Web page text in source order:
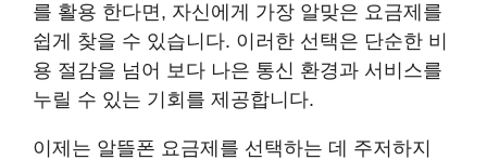
를 활용 한다면, 자신에게 가장 알맞은 요금제를
쉽게 찾을 수 있습니다. 이러한 선택은 단순한 비
용 절감을 넘어 보다 나은 통신 환경과 서비스를
누릴 수 있는 기회를 제공합니다.
이제는 알뜰폰 요금제를 선택하는 데 주저하지